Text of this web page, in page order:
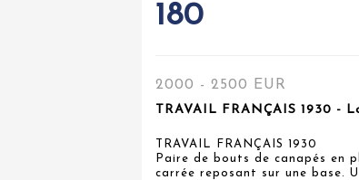
180
2000 - 2500 EUR
TRAVAIL FRANÇAIS 1930 -
TRAVAIL FRANÇAIS 1930
Paire de bouts de canapés en
carrée reposant sur une base.